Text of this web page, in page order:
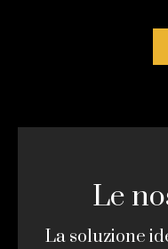
Le
La soluzione